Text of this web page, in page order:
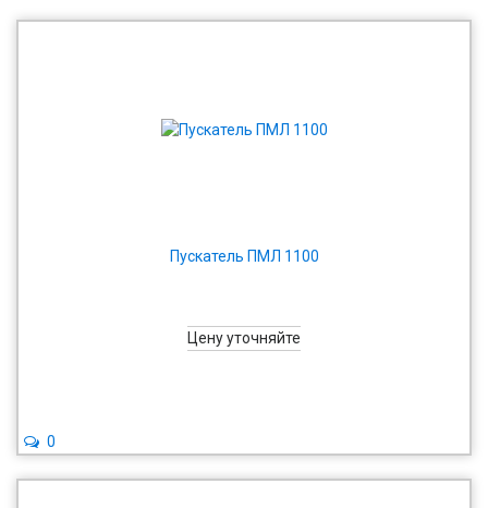
Пускатель ПМЛ 1100
Цену уточняйте
0